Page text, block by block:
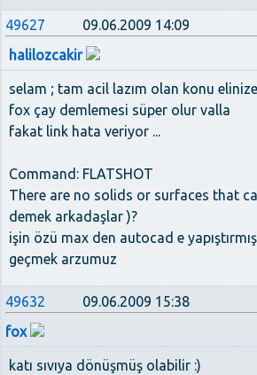
49627
09.06.2009 14:09
halilozcakir
selam ; tam acil lazım olan konu
fox çay demlemesi süper olur valla
fakat link hata veriyor ...
Command: FLATSHOT
There are no solids or surfaces that
demek arkadaşlar )?
işin özü max den autocad e
geçmek arzumuz
49632
09.06.2009 15:38
fox
katı sıvıya dönüşmüş olabilir :)